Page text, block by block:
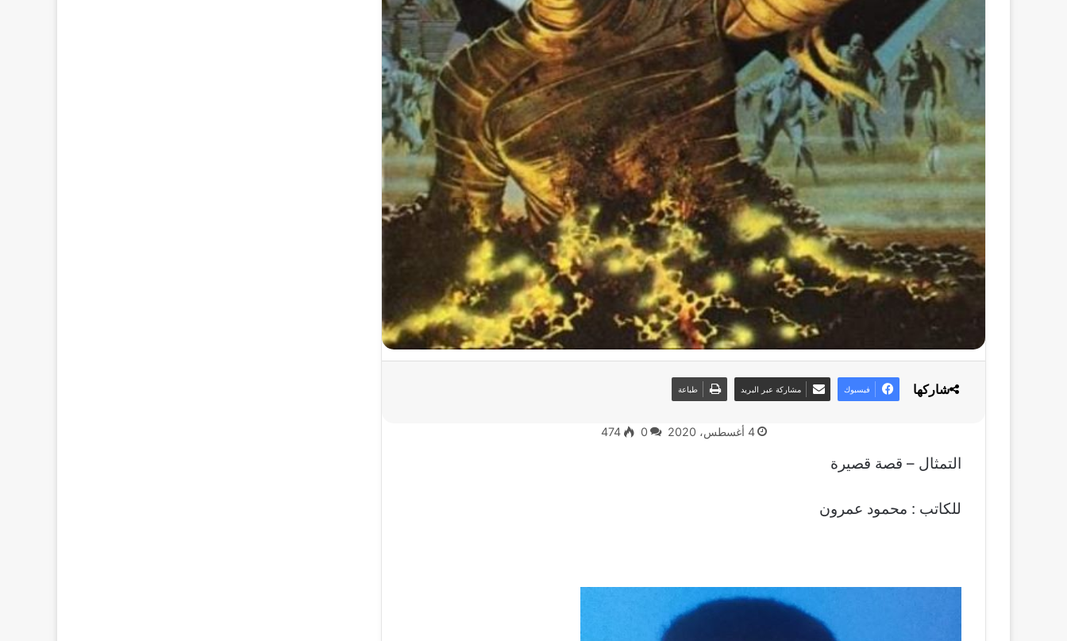
4 أغسطس، 2020 0
474
التمثال – قصة قصيرة
للكاتب : محمود عمرون
شاركها فيسبوك مشاركة عبر البريد طباعة